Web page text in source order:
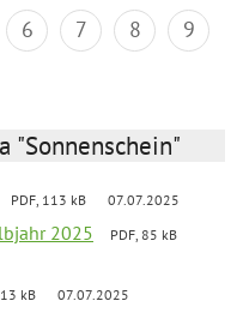
6 7 8
9
"Sonnenschein"
PDF, 113 kB 07.07.2025
2025
PDF, 85 kB
kB 07.07.2025